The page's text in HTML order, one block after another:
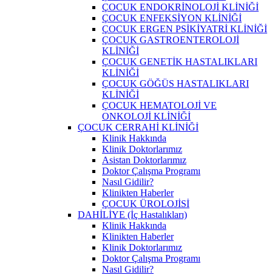
ÇOCUK ENDOKRİNOLOJİ KLİNİĞİ
ÇOCUK ENFEKSİYON KLİNİĞİ
ÇOCUK ERGEN PSİKİYATRİ KLİNİĞİ
ÇOCUK GASTROENTEROLOJİ
KLİNİĞİ
ÇOCUK GENETİK HASTALIKLARI
KLİNİĞİ
ÇOCUK GÖĞÜS HASTALIKLARI
KLİNİĞİ
ÇOCUK HEMATOLOJİ VE
ONKOLOJİ KLİNİĞİ
ÇOCUK CERRAHİ KLİNİĞİ
Klinik Hakkında
Klinik Doktorlarımız
Asistan Doktorlarımız
Doktor Çalışma Programı
Nasıl Gidilir?
Klinikten Haberler
ÇOCUK ÜROLOJİSİ
DAHİLİYE (İç Hastalıkları)
Klinik Hakkında
Klinikten Haberler
Klinik Doktorlarımız
Doktor Çalışma Programı
Nasıl Gidilir?